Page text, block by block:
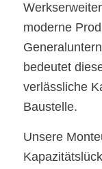
moderne
bedeutet
verlässliche
Baustelle.
Unsere